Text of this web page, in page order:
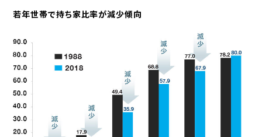
若年世帯で持ち家比率が減少傾向